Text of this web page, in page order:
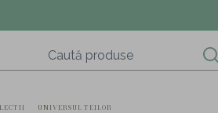
UNIVERSUL TEILOR